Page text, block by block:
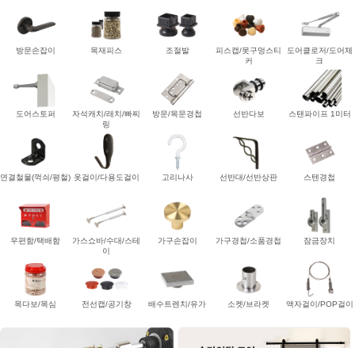
방문손잡이 목재피스 조절발
피스캡/못구멍스티
커
도어클로저/도어체
크
도어스토퍼
자석캐치/래치/빠찌
링
방문/목문경첩 선반다보 스탠파이프 1미터
연결철물(꺽쇠/평철) 옷걸이/다용도걸이 고리나사 선반대/선반상판 스텐경첩
우편함/택배함
가스쇼바/수대/스테
이
가구손잡이 가구경첩/소품경첩 잠금장치
목다보/목심 전선캡/공기창 배수트렌치/유가 소켓/브라켓 액자걸이/POP걸이